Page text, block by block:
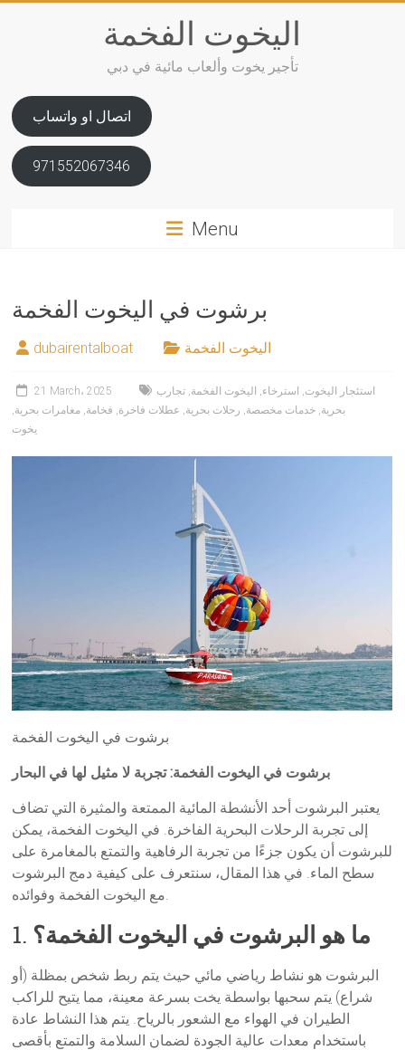
اليخوت الفخمة
تأجير يخوت وألعاب مائية في دبي
اتصال او واتساب
971552067346
Menu
برشوت في اليخوت الفخمة
dubairentalboat اليخوت الفخمة
21 March، 2025 استئجار اليخوت, استرخاء, اليخوت الفخمة, تجارب
بحرية, خدمات مخصصة, رحلات بحرية, عطلات فاخرة, فخامة, مغامرات بحرية,
يخوت
برشوت في اليخوت الفخمة
برشوت في اليخوت الفخمة: تجربة لا مثيل لها في البحار
يعتبر البرشوت أحد الأنشطة المائية الممتعة والمثيرة التي تضاف
إلى تجربة الرحلات البحرية الفاخرة. في اليخوت الفخمة، يمكن
للبرشوت أن يكون جزءًا من تجربة الرفاهية والتمتع بالمغامرة على
سطح الماء. في هذا المقال، سنتعرف على كيفية دمج البرشوت
مع اليخوت الفخمة وفوائده.
1. ما هو البرشوت في اليخوت الفخمة؟
البرشوت هو نشاط رياضي مائي حيث يتم ربط شخص بمظلة (أو
شراع) يتم سحبها بواسطة يخت بسرعة معينة، مما يتيح للراكب
الطيران في الهواء مع الشعور بالرياح. يتم هذا النشاط عادة
باستخدام معدات عالية الجودة لضمان السلامة والتمتع بأقصى